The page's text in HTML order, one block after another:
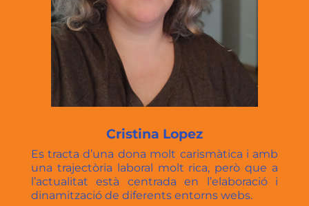
Cristina Lopez
Es tracta d’una dona molt carismàtica i amb
una trajectòria laboral molt rica, però que a
l’actualitat està centrada en l’elaboració i
dinamització de diferents entorns webs.